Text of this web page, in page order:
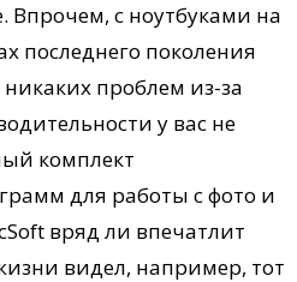
с ноутбуками на
последнего поколения
проблем из-за
у вас не
комплект
для работы с фото и
вряд ли впечатлит
видел, например, тот